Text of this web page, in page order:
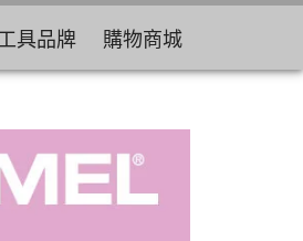
具品牌 購物商城